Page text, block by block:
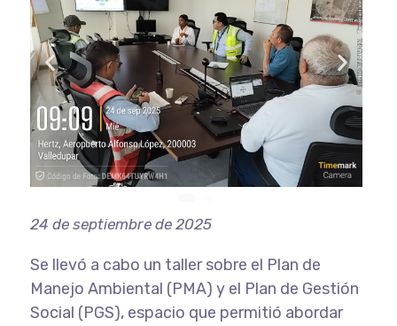
24 de septiembre de 2025
Se llevó a cabo un taller sobre el Plan de
Manejo Ambiental (PMA) y el Plan de Gestión
Social (PGS), espacio que permitió abordar